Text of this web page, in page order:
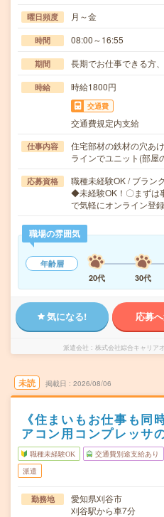
曜日頻度 月～金
時間 08:00～16:55
期間 長期でお仕事できる方
時給 時給1800円
交通費
交通費規定内支給
仕事内容
住宅部材の鉄材の穴あ
ラインでユニット(部
応募資格
職種未経験OK / ブラン
◆未経験OK！〇まずは
で気軽にオンライン登
職場の雰囲気
年齢層
20代
30代
気になる! 応募
派遣会社 株式会社綜合キャリア
未読 掲載日 2026/08/06
《住まいもお仕事も同
アコン用コンプレッサ
職種未経験OK 交通費別途支給あり
派遣
勤務地
愛知県刈谷市
刈谷駅から車7分